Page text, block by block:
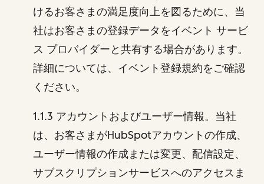
けるお客さまの満足度向上を図るために、当
社はお客さまの登録データをイベント サービ
ス プロバイダーと共有する場合があります。
詳細については、イベント登録規約をご確認
ください。
1.1.3 アカウントおよびユーザー情報。当社
は、お客さまがHubSpotアカウントの作成、
ユーザー情報の作成または変更、配信設定、
サブスクリプションサービスへのアクセスま